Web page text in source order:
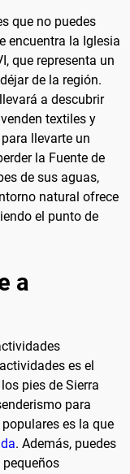
que no puedes
encuentra la Iglesia
que representa un
de la región.
a descubrir
textiles y
llevarte un
la Fuente de
de sus aguas,
natural ofrece
el punto de
a
es el
pies de Sierra
para
es la que
. Además, puedes